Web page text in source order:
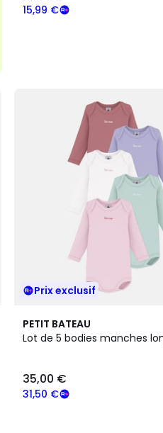
15,99 €
Prix exclusif
PETIT BATEAU
Lot de 5 bodies manches
31,50 €
35,00 €